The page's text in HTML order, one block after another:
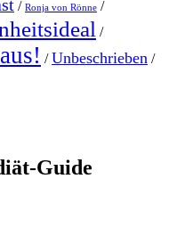
/ Ronja von Rönne /
/
/Unbeschrieben /
Guide